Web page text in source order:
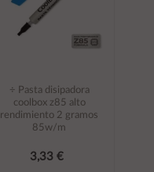
÷ Pasta disipadora
coolbox z85 alto
rendimiento 2 gramos
85w/m
3,33 €